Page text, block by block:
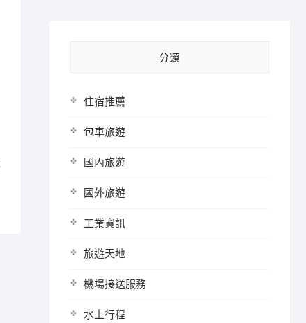
分類
住宿推薦
包車旅遊
國內旅遊
國外旅遊
工業資訊
旅遊天地
機場接送服務
水上行程